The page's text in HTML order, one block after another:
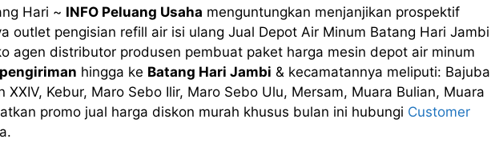
Hari ~ INFO Peluang Usaha menguntungkan menjanjikan prospektif
outlet pengisian refill air isi ulang Jual Depot Air Minum Batang Hari Jambi
agen distributor produsen pembuat paket harga mesin depot air minum
hingga ke Batang Hari Jambi & kecamatannya meliputi:
XXIV, Kebur, Maro Sebo Ilir, Maro Sebo Ulu, Mersam, Muara Bulian, Muara
promo jual harga diskon murah khusus bulan ini hubungi Customer